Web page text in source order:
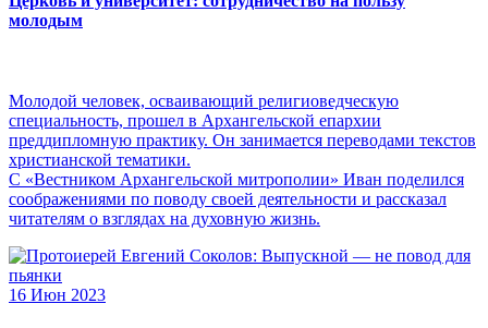
молодым
Молодой человек, осваивающий религиоведческую
специальность, прошел в Архангельской епархии
преддипломную практику. Он занимается переводами текстов
христианской тематики.
С «Вестником Архангельской митрополии» Иван поделился
соображениями по поводу своей деятельности и рассказал
читателям о взглядах на духовную жизнь.
16 Июн 2023